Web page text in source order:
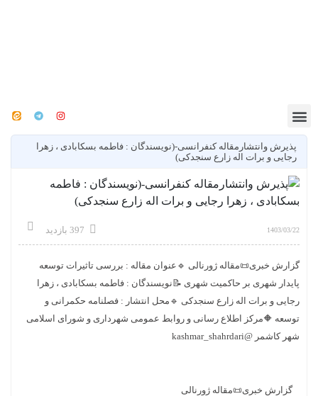
پذیرش وانتشارمقاله کنفرانسی-(نویسندگان : فاطمه بسکابادی ، زهرا
رجایی و برات اله زارع سنجدکی)
1403/03/22 397 بازدید
گزارش خبری📜مقاله ژورنالی 🔹عنوان مقاله : بررسی تاثیرات توسعه
پایدار شهری بر حاکمیت شهری 📝نویسندگان : فاطمه بسکابادی ، زهرا
رجایی و برات اله زارع سنجدکی 🔹محل انتشار : فصلنامه حکمرانی و
توسعه 🔶مرکز اطلاع رسانی و روابط عمومی شهرداری و شورای اسلامی
شهر کاشمر @kashmar_shahrdari
گزارش خبری📜مقاله ژورنالی